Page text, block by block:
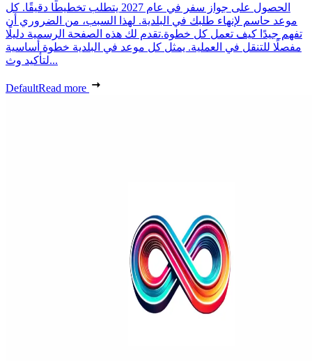
الحصول على جواز سفر في عام 2027 يتطلب تخطيطًا دقيقًا. كل
موعد حاسم لإنهاء طلبك في البلدية. لهذا السبب، من الضروري أن
تفهم جيدًا كيف تعمل كل خطوة.تقدم لك هذه الصفحة الرسمية دليلًا
مفصلًا للتنقل في العملية. يمثل كل موعد في البلدية خطوة أساسية
لتأكيد وث...
DefaultRead more